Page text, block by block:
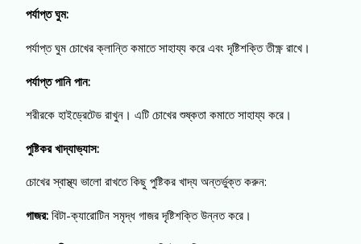
পর্যাপ্ত ঘুম:
পর্যাপ্ত ঘুম চোখের ক্লান্তি কমাতে সাহায্য করে এবং দৃষ্টিশক্তি তীক্ষ্ণ রাখে।
পর্যাপ্ত পানি পান:
শরীরকে হাইড্রেটেড রাখুন। এটি চোখের শুষ্কতা কমাতে সাহায্য করে।
পুষ্টিকর খাদ্যাভ্যাস:
চোখের স্বাস্থ্য ভালো রাখতে কিছু পুষ্টিকর খাদ্য অন্তর্ভুক্ত করুন:
গাজর:বিটা-ক্যারোটিন সমৃদ্ধ গাজর দৃষ্টিশক্তি উন্নত করে।